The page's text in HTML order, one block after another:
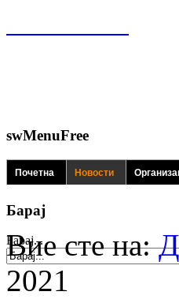
swMenuFree
Почетна Новости
Барај
Барај...
Вие сте на:
2021